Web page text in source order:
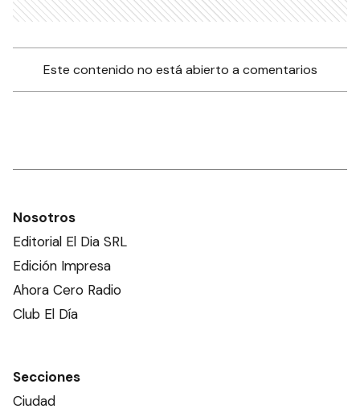
Este contenido no está abierto a comentarios
Nosotros
Editorial El Dia SRL
Edición Impresa
Ahora Cero Radio
Club El Día
Secciones
Ciudad